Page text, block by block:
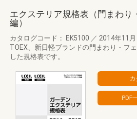
エクステリア規格表（門まわり
編）
カタログコード： EK5100 ／ 2014年11月
TOEX、新日軽ブランドの門まわり・フ
した規格表です。